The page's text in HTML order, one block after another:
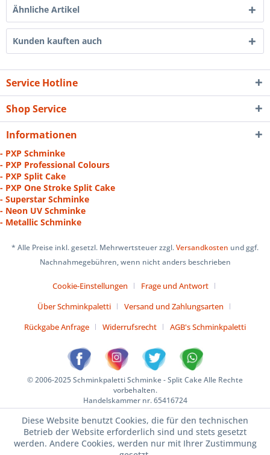
Ähnliche Artikel
Kunden kauften auch
Service Hotline
Shop Service
Informationen
- PXP Schminke
- PXP Professional Colours
- PXP Split Cake
- PXP One Stroke Split Cake
- Superstar Schminke
- Neon UV Schminke
- Metallic Schminke
* Alle Preise inkl. gesetzl. Mehrwertsteuer zzgl.Versandkosten und ggf.
Nachnahmegebühren, wenn nicht anders beschrieben
Cookie-Einstellungen
Frage und Antwort
Über Schminkpaletti
Versand und Zahlungsarten
Rückgabe Anfrage
Widerrufsrecht AGB's Schminkpaletti
© 2006-2025 Schminkpaletti Schminke - Split Cake Alle Rechte
vorbehalten.
Handelskammer nr. 65416724
Diese Website benutzt Cookies, die für den technischen
Betrieb der Website erforderlich sind und stets gesetzt
werden. Andere Cookies, werden nur mit Ihrer Zustimmung